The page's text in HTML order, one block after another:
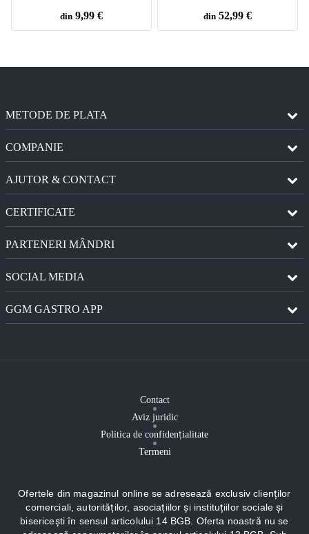
din 9,99 € din 52,99 €
METODE DE PLATA
COMPANIE
AJUTOR & CONTACT
CERTIFICATE
PARTENERI MÂNDRI
SOCIAL MEDIA
GGM GASTRO APP
Contact
Aviz juridic
Politica de confidențialitate
Termeni
Ofertele din magazinul online se adresează exclusiv clienților
comerciali, autorităților, asociațiilor și instituțiilor sociale și
bisericești în sensul articolului 14 BGB. Oferta noastră nu se